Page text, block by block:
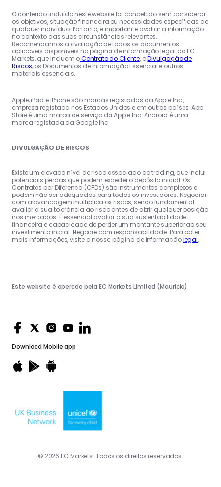
O conteúdo incluído neste website foi concebido sem considerar
os objetivos, situação financeira ou necessidades específicas de
qualquer indivíduo. Portanto, é importante avaliar a informação
no contexto das suas circunstâncias relevantes.
Recomendamos a avaliação de todos os documentos
aplicáveis disponíveis na página de informação legal da EC
Markets, que incluem oContrato do Cliente, aDivulgação de
Riscos, os Documentos de Informação Essencial e outros
materiais essenciais.
Apple, iPad e iPhone são marcas registadas da Apple Inc.,
empresa registada nos Estados Unidos e em outros países. App
Store é uma marca de serviço da Apple Inc. Android é uma
marca registada da Google Inc.
DIVULGAÇÃO DE RISCOS
Existe um elevado nível de risco associado ao trading, que inclui
potenciais perdas que podem exceder o depósito inicial. Os
Contratos por Diferença (CFDs) são instrumentos complexos e
podem não ser adequados para todos os investidores. Negociar
com alavancagem multiplica os riscos, sendo fundamental
avaliar a sua tolerância ao risco antes de abrir qualquer posição
nos mercados. É essencial avaliar a sua sustentabilidade
financeira e capacidade de perder um montante superior ao seu
investimento inicial. Negocie com responsabilidade. Para obter
mais informações, visite a nossa página de informaçãolegal.
Download Mobile app
Este website é operado pela EC Markets Limited (Maurícia)
© 2026 EC Markets. Todos os direitos reservados.